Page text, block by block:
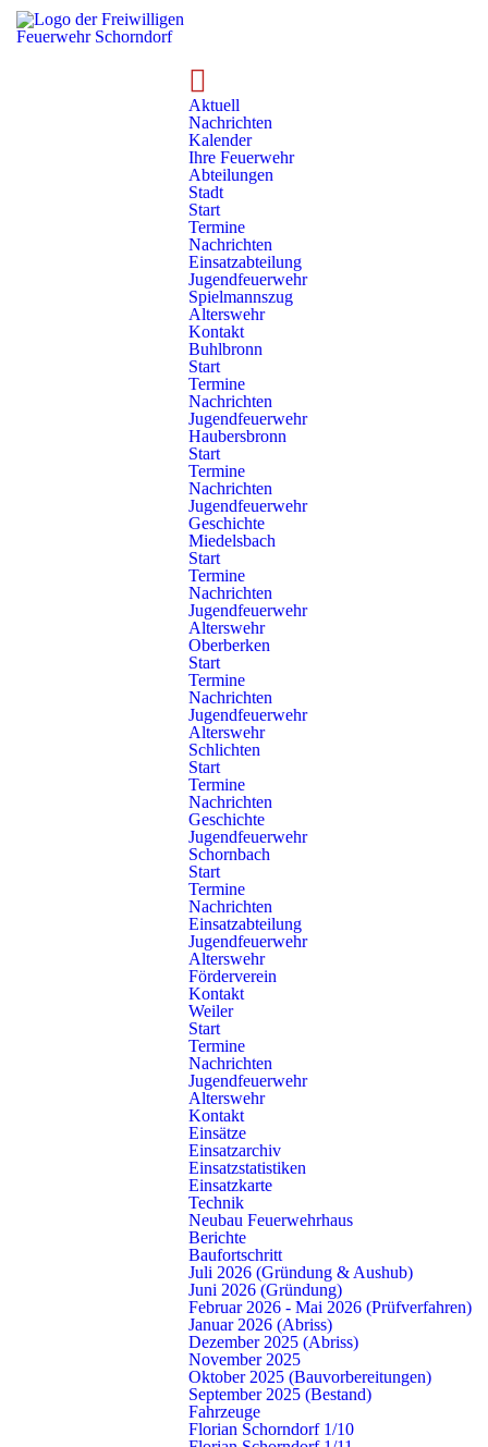
Aktuell
Nachrichten
Kalender
Ihre Feuerwehr
Abteilungen
Stadt
Start
Termine
Nachrichten
Einsatzabteilung
Jugendfeuerwehr
Spielmannszug
Alterswehr
Kontakt
Buhlbronn
Start
Termine
Nachrichten
Jugendfeuerwehr
Haubersbronn
Start
Termine
Nachrichten
Jugendfeuerwehr
Geschichte
Miedelsbach
Start
Termine
Nachrichten
Jugendfeuerwehr
Alterswehr
Oberberken
Start
Termine
Nachrichten
Jugendfeuerwehr
Alterswehr
Schlichten
Start
Termine
Nachrichten
Geschichte
Jugendfeuerwehr
Schornbach
Start
Termine
Nachrichten
Einsatzabteilung
Jugendfeuerwehr
Alterswehr
Förderverein
Kontakt
Weiler
Start
Termine
Nachrichten
Jugendfeuerwehr
Alterswehr
Kontakt
Einsätze
Einsatzarchiv
Einsatzstatistiken
Einsatzkarte
Technik
Neubau Feuerwehrhaus
Berichte
Baufortschritt
Juli 2026 (Gründung & Aushub)
Juni 2026 (Gründung)
Februar 2026 - Mai 2026 (Prüfverfahren)
Januar 2026 (Abriss)
Dezember 2025 (Abriss)
November 2025
Oktober 2025 (Bauvorbereitungen)
September 2025 (Bestand)
Fahrzeuge
Florian Schorndorf 1/10
Abteilungen Schlichten
21.08.2026, 19:00 Uhr
Einsatzübung
September 2026
11.09.2026, 19:00 Uhr
Schulübung
16.09.2026, 20:00 Uhr
Dienstbesprechung / Ausschuss / Sitzung
18.09.2026, 18:00 Uhr
Hauptversammlung
25.09.2026, 19:00 Uhr
Einsatzübung
Oktober 2026
03.10.2026, 00:00 Uhr
16.10.2026, 19:00 Uhr
Einsatzübung
19.10.2026, 19:30 Uhr
Maschinistenübung
30.10.2026, 19:00 Uhr
Schulübung
31.10.2026, 19:00 Uhr
Kameradschaftsabend
November 2026
11.11.2026, 20:00 Uhr